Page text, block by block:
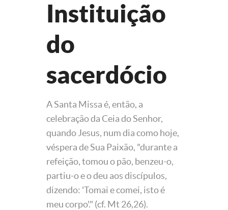
Instituição
do
sacerdócio
A Santa Missa é, então, a
celebração da Ceia do Senhor,
quando Jesus, num dia como hoje,
véspera de Sua Paixão, "durante a
refeição, tomou o pão, benzeu-o,
partiu-o e o deu aos discípulos,
dizendo: 'Tomai e comei, isto é
meu corpo'." (cf. Mt 26,26).